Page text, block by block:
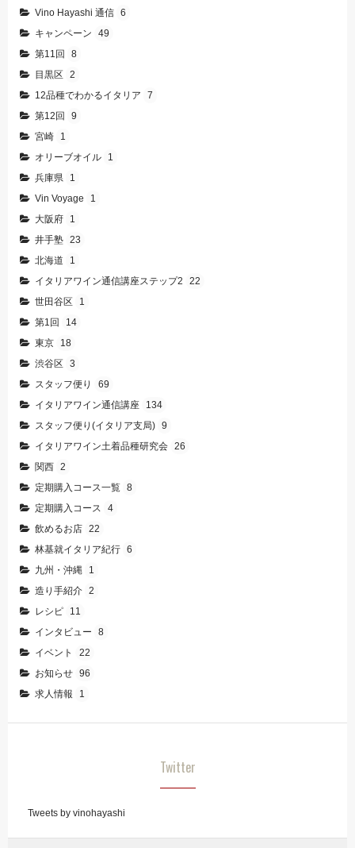
Vino Hayashi 通信 6
キャンペーン
49
第11回
8
目黒区 2
12品種でわかるイタリア
7
第12回
9
宮崎
1
オリーブオイル
1
兵庫県
1
Vin Voyage
1
大阪府
1
井手塾 23
北海道
1
イタリアワイン通信講座ステップ2
22
世田谷区
1
第1回
14
東京
18
渋谷区 3
スタッフ便り
69
イタリアワイン通信講座
134
スタッフ便り(イタリア支局) 9
イタリアワイン土着品種研究会 26
関西 2
定期購入コース一覧 8
定期購入コース
4
飲めるお店 22
林基就イタリア紀行 6
九州・沖縄
1
造り手紹介 2
レシピ
11
インタビュー
8
イベント
22
お知らせ 96
求人情報
1
Twitter
Tweets by vinohayashi